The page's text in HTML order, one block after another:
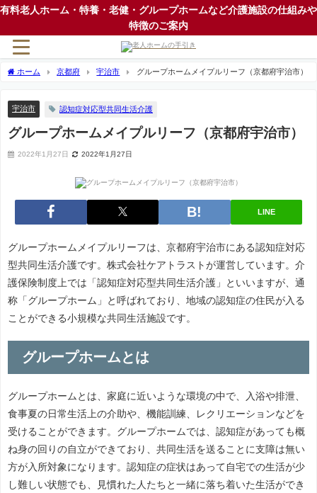
有料老人ホーム・特養・老健・グループホームなど介護施設の仕組みや
特徴のご案内
ホーム 京都府 宇治市 グループホームメイプルリーフ（京都府宇治市）
宇治市 認知症対応型共同生活介護
グループホームメイプルリーフ（京都府宇治市）
2022年1月27日 2022年1月27日
LINE
グループホームメイプルリーフは、京都府宇治市にある認知症対応
型共同生活介護です。株式会社ケアトラストが運営しています。介
護保険制度上では「認知症対応型共同生活介護」といいますが、通
称「グループホーム」と呼ばれており、地域の認知症の住民が入る
ことができる小規模な共同生活施設です。
グループホームとは
グループホームとは、家庭に近いような環境の中で、入浴や排泄、
食事夏の日常生活上の介助や、機能訓練、レクリエーションなどを
受けることができます。グループホームでは、認知症があっても概
ね身の回りの自立ができており、共同生活を送ることに支障は無い
方が入所対象になります。認知症の症状はあって自宅での生活が少
し難しい状態でも、見慣れた人たちと一緒に落ち着いた生活ができ